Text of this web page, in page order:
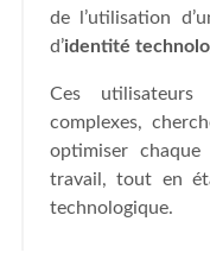
de l’utilisation
d’identité
Ces utilisateurs
complexes,
optimiser
travail, tout en
technologique.